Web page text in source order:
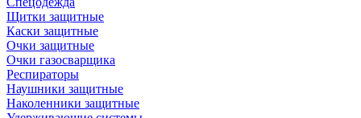
Щитки защитные
Каски защитные
Очки защитные
Очки газосварщика
Респираторы
Наушники защитные
Наколенники защитные